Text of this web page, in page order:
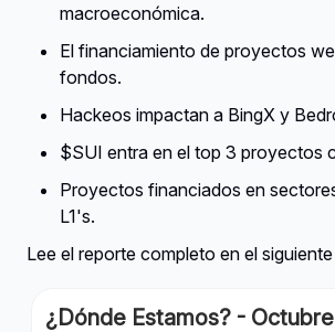
macroeconómica.
El financiamiento de proyectos
fondos.
Hackeos impactan a BingX y
$SUI entra en el top 3 proyectos
Proyectos financiados en
L1's.
Lee el reporte completo en el siguiente
¿Dónde Estamos? -